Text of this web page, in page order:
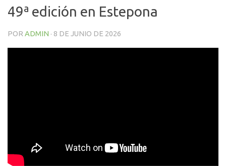
49ª edición en Estepona
POR ADMIN · 8 DE JUNIO DE 2026